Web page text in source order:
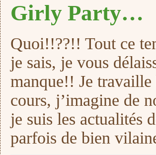
Girly Party…
Quoi!!??!! Tout ce
je sais, je vous
manque!! Je travaille
cours, j’imagine de
je suis les actualités
parfois de bien